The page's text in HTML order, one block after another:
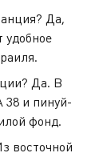
Да,
удобное
Да. В
и пинуй-
фонд.
восточной